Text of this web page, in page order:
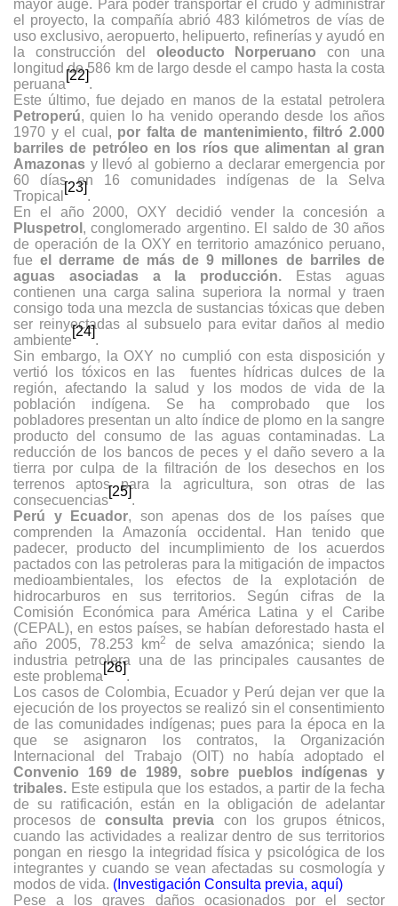
mayor auge. Para poder transportar el crudo y administrar
el proyecto, la compañía abrió 483 kilómetros de vías de
uso exclusivo, aeropuerto, helipuerto, refinerías y ayudó en
la construcción del oleoducto Norperuano con una
longitud de 586 km de largo desde el campo hasta la costa
peruana
[22]
.
Este último, fue dejado en manos de la estatal petrolera
Petroperú, quien lo ha venido operando desde los años
1970 y el cual, por falta de mantenimiento, filtró 2.000
barriles de petróleo en los ríos que alimentan al gran
Amazonas y llevó al gobierno a declarar emergencia por
60 días en 16 comunidades indígenas de la Selva
Tropical
[23]
.
En el año 2000, OXY decidió vender la concesión a
Pluspetrol , conglomerado argentino. El saldo de 30 años
de operación de la OXY en territorio amazónico peruano,
fueel derrame de más de 9 millones de barriles de
aguas asociadas a la producción. Estas aguas
contienen una carga salina superiora la normal y traen
consigo toda una mezcla de sustancias tóxicas que deben
ser reinyectadas al subsuelo para evitar daños al medio
ambiente
[24]
.
Sin embargo, la OXY no cumplió con esta disposición y
vertió los tóxicos en las fuentes hídricas dulces de la
región, afectando la salud y los modos de vida de la
población indígena. Se ha comprobado que los
pobladores presentan un alto índice de plomo en la sangre
producto del consumo de las aguas contaminadas. La
reducción de los bancos de peces y el daño severo a la
tierra por culpa de la filtración de los desechos en los
terrenos aptos para la agricultura, son otras de las
consecuencias
[25]
.
Perú y Ecuador, son apenas dos de los países que
comprenden la Amazonía occidental. Han tenido que
padecer, producto del incumplimiento de los acuerdos
pactados con las petroleras para la mitigación de impactos
medioambientales, los efectos de la explotación de
hidrocarburos en sus territorios. Según cifras de la
Comisión Económica para América Latina y el Caribe
(CEPAL), en estos países, se habían deforestado hasta el
año 2005, 78.253 km2
de selva amazónica; siendo la
industria petrolera una de las principales causantes de
este problema
[26]
.
Los casos de Colombia, Ecuador y Perú dejan ver que la
ejecución de los proyectos se realizó sin el consentimiento
de las comunidades indígenas; pues para la época en la
que se asignaron los contratos, la Organización
Internacional del Trabajo (OIT) no había adoptado el
Convenio 169 de 1989, sobre pueblos indígenas y
tribales. Este estipula que los estados, a partir de la fecha
de su ratificación, están en la obligación de adelantar
procesos deconsulta previa con los grupos étnicos,
cuando las actividades a realizar dentro de sus territorios
pongan en riesgo la integridad física y psicológica de los
integrantes y cuando se vean afectadas su cosmología y
modos de vida. (Investigación Consulta previa, aquí)
Pese a los graves daños ocasionados por el sector